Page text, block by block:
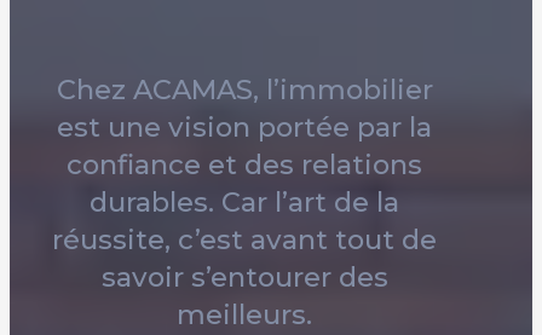
Chez ACAMAS, l’immobilier
est une vision portée par la
confiance et des relations
durables. Car l’art de la
réussite, c’est avant tout de
savoir s’entourer des
meilleurs.